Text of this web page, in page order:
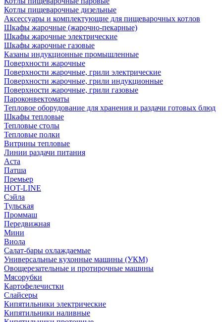
Котлы пищеварочные дизельные
Аксессуары и комплектующие для пищеварочных котлов
Шкафы жарочные (жарочно-пекарные)
Шкафы жарочные электрические
Шкафы жарочные газовые
Казаны индукционные промышленные
Поверхности жарочные
Поверхности жарочные, грили электрические
Поверхности жарочные, грили индукционные
Поверхности жарочные, грили газовые
Пароконвектоматы
Тепловое оборудование для хранения и раздачи готовых блюд
Шкафы тепловые
Тепловые столы
Тепловые полки
Витрины тепловые
Линии раздачи питания
Аста
Патша
Премьер
HOT-LINE
Сэйла
Тульская
Проммаш
Передвижная
Мини
Виола
Салат-бары охлаждаемые
Универсальные кухонные машины (УКМ)
Овощерезательные и протирочные машины
Мясорубки
Картофелечистки
Слайсеры
Кипятильники электрические
Кипятильники наливные